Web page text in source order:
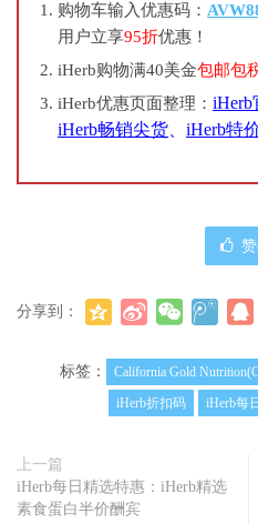
购物车输入优惠码：
用户立享95折优惠！
iHerb购物满40美金包邮包
iHerb优惠页面整理：
iHerb畅销尖货
iHerb特
分享到：
标签： California Gold
iHerb折扣码
iHerb每
上一篇
iHerb每日精选特惠：iHerb精选
素食蛋白半价酬宾